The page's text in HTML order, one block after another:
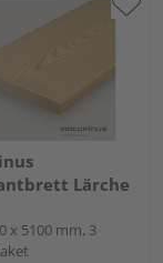
Lärche
x 5100 mm, 3